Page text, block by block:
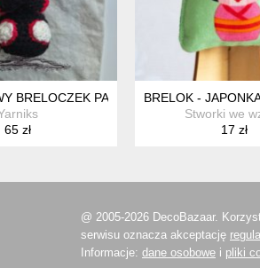
BRELOCZEK PAJĄK CZARNO-
65 zł
BRELOK -
Stworki we
17 zł
@ 2005-2026 DecoBazaar.
serwisu oznacza akceptację
Informacje: dane osobowe i pliki